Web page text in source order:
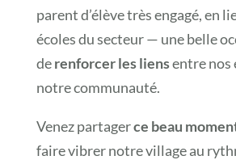
parent d’élève très engagé, en
écoles du secteur — une belle
derenforcer les liensentre nos
notre communauté.
Venez partagerce beau
faire vibrer notre village au